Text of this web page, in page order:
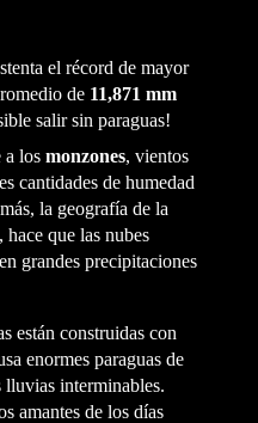
el récord de mayor
de 11,871 mm
salir sin paraguas!
a los monzones, vientos
cantidades de humedad
la geografía de la
que las nubes
grandes precipitaciones
están construidas con
enormes paraguas de
lluvias interminables.
amantes de los días